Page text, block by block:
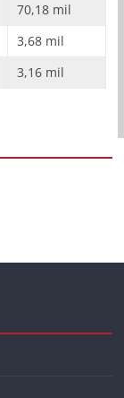
70,18 mil
3,68 mil
3,16 mil